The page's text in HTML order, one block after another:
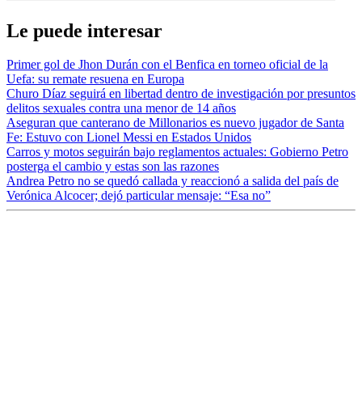
Le puede interesar
Primer gol de Jhon Durán con el Benfica en torneo oficial de la
Uefa: su remate resuena en Europa
Churo Díaz seguirá en libertad dentro de investigación por presuntos
delitos sexuales contra una menor de 14 años
Aseguran que canterano de Millonarios es nuevo jugador de Santa
Fe: Estuvo con Lionel Messi en Estados Unidos
Carros y motos seguirán bajo reglamentos actuales: Gobierno Petro
posterga el cambio y estas son las razones
Andrea Petro no se quedó callada y reaccionó a salida del país de
Verónica Alcocer; dejó particular mensaje: “Esa no”